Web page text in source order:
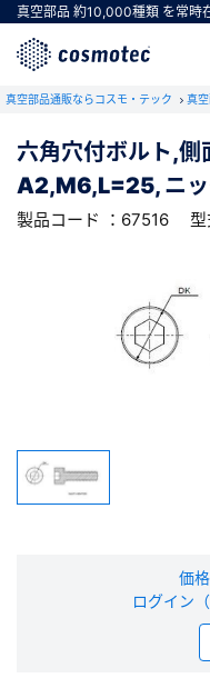
真空部品 約10,000種類 を常時
真空部品通販ならコスモ・テック 真
六角穴付ボルト,側
A2,M6,L=25, ニッ
製品コード ：67516
価
ログイン
RoHS2適合
下記製品のRoHS2適合
六角穴付ボルト,側面
A2,M6,L=25, ニッケ
型式 ：MC-625-SVK 製
会社・学校・研究機関名
会員登
会員登録をすれば
※新規会員登録をお申し込み
があります。また当社の判断